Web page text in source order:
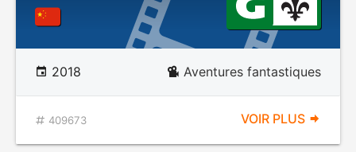
2018 Aventures fantastiques
409673 VOIR PLUS